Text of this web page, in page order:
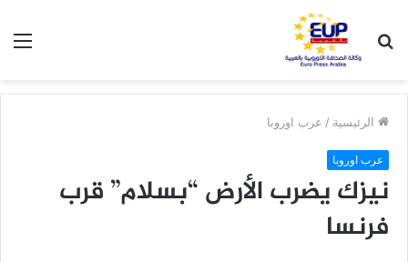
عن
الرئيسية / عرب اوروبا
عرب اوروبا
نيزك يضرب الأرض “بسلام” قرب
فرنسا